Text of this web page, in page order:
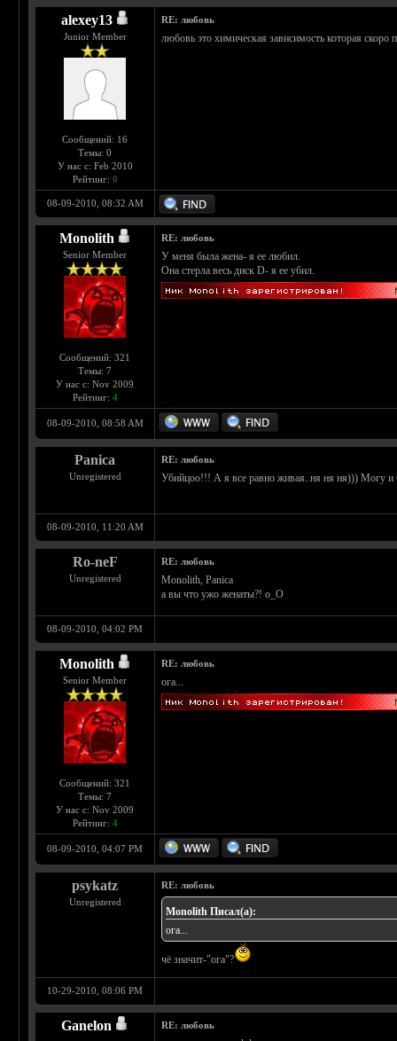
alexey13
Junior Member
Сообщений: 16
Темы: 0
У нас с: Feb 2010
Рейтинг: 0
RE: любовь
любовь это химическая зависимость которая скоро
08-09-2010, 08:32 AM
Monolith
Senior Member
Сообщений: 321
Темы: 7
У нас с: Nov 2009
Рейтинг: 4
RE: любовь
У меня была жена- я ее любил.
Она стерла весь диск D- я ее убил.
08-09-2010, 08:58 AM
Panica
Unregistered
RE: любовь
Убийцоо!!! А я все равно живая..ня ня ня))) Могу и
08-09-2010, 11:20 AM
Ro-neF
Unregistered
RE: любовь
Monolith, Panica
а вы что ужо женаты?! о_О
08-09-2010, 04:02 PM
Monolith
Senior Member
Сообщений: 321
Темы: 7
У нас с: Nov 2009
Рейтинг: 4
RE: любовь
ога...
08-09-2010, 04:07 PM
psykatz
Unregistered
RE: любовь
Monolith Писал(а):
ога...
чё значит-"ога"?
10-29-2010, 08:06 PM
Ganelon RE: любовь